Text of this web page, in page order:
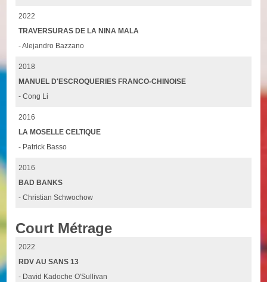
2022
TRAVERSURAS DE LA NINA MALA
- Alejandro Bazzano
2018
MANUEL D'ESCROQUERIES FRANCO-CHINOISE
- Cong Li
2016
LA MOSELLE CELTIQUE
- Patrick Basso
2016
BAD BANKS
- Christian Schwochow
Court Métrage
2022
RDV AU SANS 13
- David Kadoche O'Sullivan